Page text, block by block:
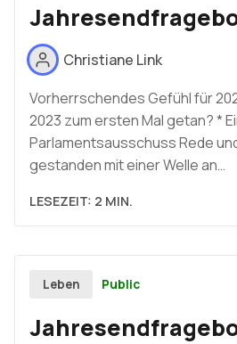
Christiane Link
Vorherrschendes Gefühl für
2023 zum ersten Mal getan? *
Parlamentsausschuss Rede
gestanden mit einer Welle an…
LESEZEIT: 2 MIN.
Leben Public